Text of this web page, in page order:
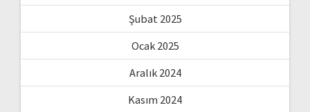
Şubat 2025
Ocak 2025
Aralık 2024
Kasım 2024